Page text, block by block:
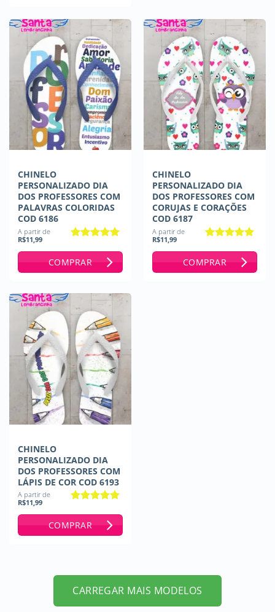
CHINELO
PERSONALIZADO DIA
DOS PROFESSORES COM
PALAVRAS COLORIDAS
COD 6186
A partir de
R$11,99
COMPRAR
CHINELO
PERSONALIZADO DIA
DOS PROFESSORES COM
CORUJAS E CORAÇÕES
COD 6187
A partir de
R$11,99
COMPRAR
CHINELO
PERSONALIZADO DIA
DOS PROFESSORES COM
LÁPIS DE COR COD 6193
A partir de
R$11,99
COMPRAR
CARREGAR MAIS MODELOS